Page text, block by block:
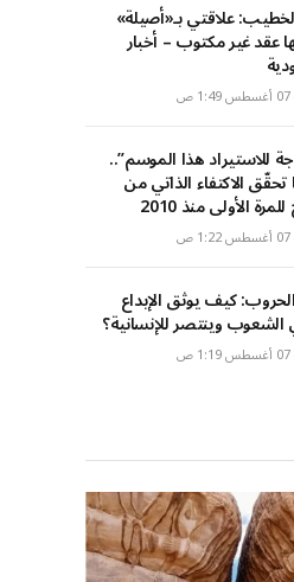
علاقتي بـ«أصيلة»
عقد غير مكتوب – أخبار
للاستيراد هذا الموسم”..
الاكتفاء الذاتي من
الأولى منذ 2010
كيف يوثق الإبداع
وينتصر للإنسانية؟